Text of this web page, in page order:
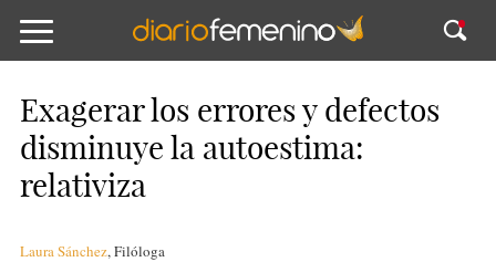
Exagerar los errores y defectos
disminuye la autoestima:
relativiza
Laura Sánchez,Filóloga